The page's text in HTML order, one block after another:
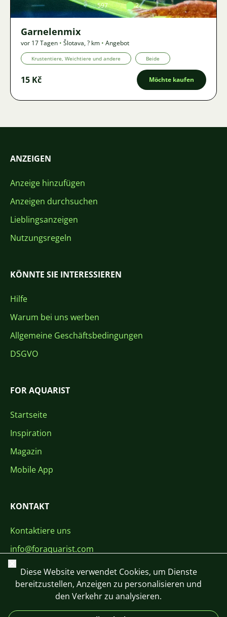
597 2
Garnelenmix
vor 17 Tagen • Šlotava,? km • Angebot
Krustentiere, Weichtiere und andere Beide
15 Kč Möchte kaufen
ANZEIGEN
Anzeige hinzufügen
Anzeigen durchsuchen
Lieblingsanzeigen
Nutzungsregeln
KÖNNTE SIE INTERESSIEREN
Hilfe
Warum bei uns werben
Allgemeine Geschäftsbedingungen
DSGVO
FOR AQUARIST
Startseite
Inspiration
Magazin
Mobile App
KONTAKT
Kontaktiere uns
info@foraquarist.com
+420 603 449 602
Schließen
Diese Website verwendet Cookies, um Dienste
bereitzustellen, Anzeigen zu personalisieren und
den Verkehr zu analysieren.